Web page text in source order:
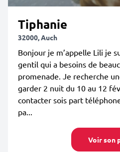
Tiphanie
32000, Auch
Bonjour je m’appelle Lili je
gentil qui a besoins de
promenade. Je recherche
garder 2 nuit du 10 au 12
contacter sois part
pa...
Voir son